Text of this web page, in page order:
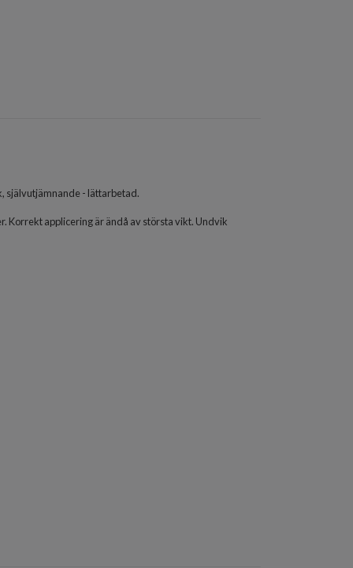
självutjämnande - lättarbetad.
Korrekt applicering är ändå av största vikt. Undvik